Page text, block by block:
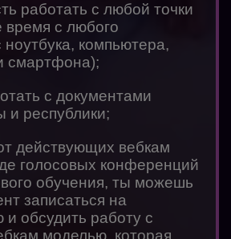
работать с любой точки
с любого
ноутбука, компьютера,
смартфона);
с документами
и республики;
действующих вебкам
голосовых конференций
обучения, ты можешь
записаться на
и обсудить работу с
моделью, которая